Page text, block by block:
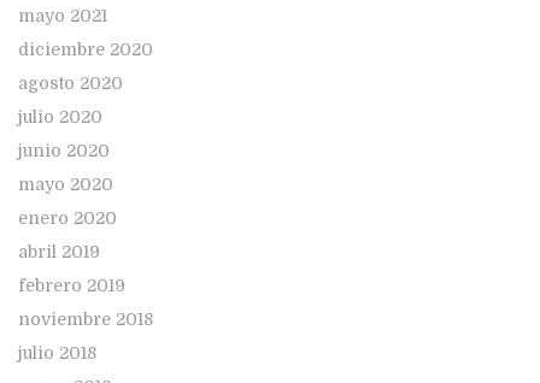
mayo 2021
diciembre 2020
agosto 2020
julio 2020
junio 2020
mayo 2020
enero 2020
abril 2019
febrero 2019
noviembre 2018
julio 2018